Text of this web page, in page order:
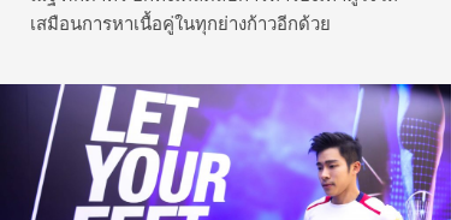
เสมือนการหาเนื้อคู่ในทุกย่างก้าวอีกด้วย